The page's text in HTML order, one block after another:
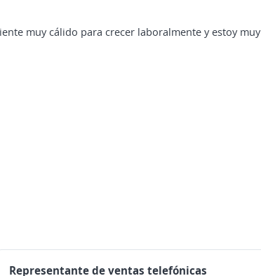
muy cálido para crecer laboralmente y estoy muy
Representante de ventas telefónicas